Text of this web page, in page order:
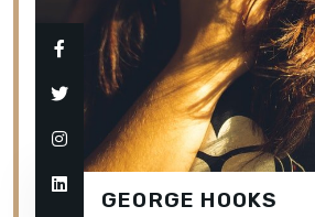
GEORGE HOOKS